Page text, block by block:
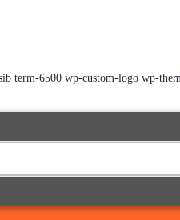
term-6500 wp-custom-logo wp-